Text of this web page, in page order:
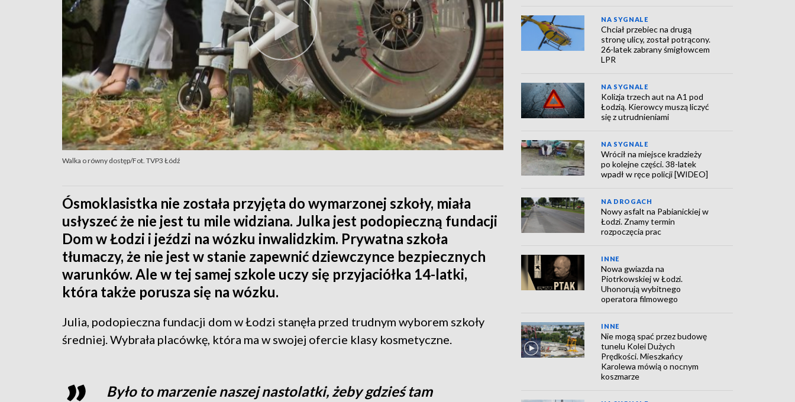
Walka o równy dostęp/Fot. TVP3 Łódź
Ósmoklasistka nie została przyjęta do wymarzonej szkoły, miała
usłyszeć że nie jest tu mile widziana. Julka jest podopieczną fundacji
Dom w Łodzi i jeździ na wózku inwalidzkim. Prywatna szkoła
tłumaczy, że nie jest w stanie zapewnić dziewczynce bezpiecznych
warunków. Ale w tej samej szkole uczy się przyjaciółka 14-latki,
która także porusza się na wózku.
Julia, podopieczna fundacji dom w Łodzi stanęła przed trudnym wyborem szkoły
średniej. Wybrała placówkę, która ma w swojej ofercie klasy kosmetyczne.
Było to marzenie naszej nastolatki, żeby gdzieś tam
NA SYGNALE
Chciał przebiec na drugą
stronę ulicy, został potrącony.
26-latek zabrany śmigłowcem
LPR
NA SYGNALE
Kolizja trzech aut na A1 pod
Łodzią. Kierowcy muszą liczyć
się z utrudnieniami
NA SYGNALE
Wrócił na miejsce kradzieży
po kolejne części. 38-latek
wpadł w ręce policji [WIDEO]
NA DROGACH
Nowy asfalt na Pabianickiej w
Łodzi. Znamy termin
rozpoczęcia prac
INNE
Nowa gwiazda na
Piotrkowskiej w Łodzi.
Uhonorują wybitnego
operatora filmowego
INNE
Nie mogą spać przez budowę
tunelu Kolei Dużych
Prędkości. Mieszkańcy
Karolewa mówią o nocnym
koszmarze